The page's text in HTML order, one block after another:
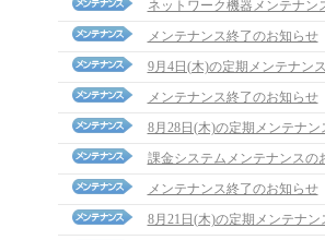
ネットワーク機器メンテナン
メンテナンス終了のお知らせ
9月4日(木)の定期メンテナン
メンテナンス終了のお知らせ
8月28日(木)の定期メンテナン
課金システムメンテナンスの
メンテナンス終了のお知らせ
8月21日(木)の定期メンテナン